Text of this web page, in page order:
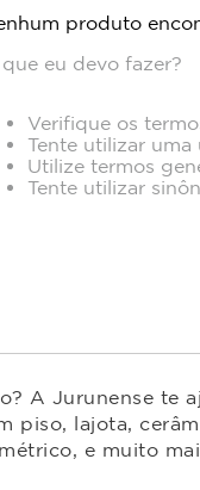
produto
eu devo fazer?
Verifique os
Tente utilizar uma
Utilize termos
Tente utilizar
A Jurunense te
lajota,
e muito